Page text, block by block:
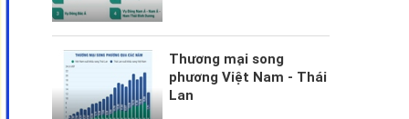
Thương mại song
phương Việt Nam - Thái
Lan